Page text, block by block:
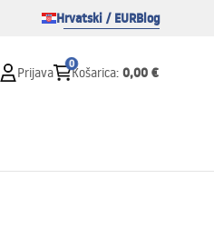
Hrvatski / EURBlog
Prijava
0
Košarica: 0,00 €